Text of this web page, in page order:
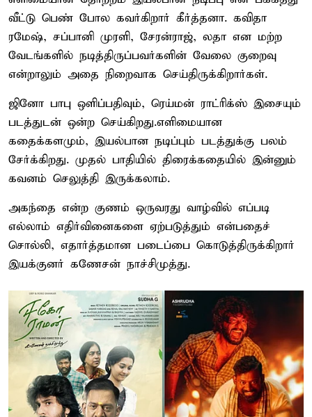
வீட்டு பெண் போல கவர்கிறார் கீர்த்தனா. கவிதா
ரமேஷ், சப்பானி முரளி, சேரன்ராஜ், லதா என மற்ற
வேடங்களில் நடித்திருப்பவர்களின் வேலை குறைவு
என்றாலும் அதை நிறைவாக செய்திருக்கிறார்கள்.
ஜினோ பாபு ஒளிப்பதிவும், ரெய்மன் ராட்ரிக்ஸ் இசையும்
படத்துடன் ஒன்ற செய்கிறது.எளிமையான
கதைக்களமும், இயல்பான நடிப்பும் படத்துக்கு பலம்
சேர்க்கிறது. முதல் பாதியில் திரைக்கதையில் இன்னும்
கவனம் செலுத்தி இருக்கலாம்.
அகந்தை என்ற குணம் ஒருவரது வாழ்வில் எப்படி
எல்லாம் எதிர்வினைகளை ஏற்படுத்தும் என்பதைச்
சொல்லி, எதார்த்தமான படைப்பை கொடுத்திருக்கிறார்
இயக்குனர் கணேசன் நாச்சிமுத்து.